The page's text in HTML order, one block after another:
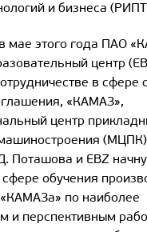
и бизнеса
мае этого года ПАО
центр
в сфере
«КАМАЗ»,
центр
Поташова и EBZ
обучения
по наиболее
и перспективным